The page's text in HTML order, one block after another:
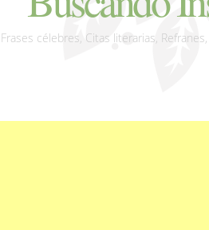
Frases célebres, Citas literarias,